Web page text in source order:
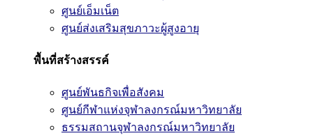
ศูนย์เอ็มเน็ต
ศูนย์ส่งเสริมสุขภาวะผู้สูงอายุ
พื้นที่สร้างสรรค์
ศูนย์พันธกิจเพื่อสังคม
ศูนย์กีฬาแห่งจุฬาลงกรณ์มหาวิทยาลัย
ธรรมสถานจุฬาลงกรณ์มหาวิทยาลัย